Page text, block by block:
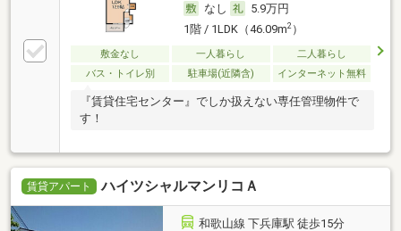
なし
5.9万円
1階 / 1LDK（46.09m2）
敷金なし 一人暮らし
二人暮らし
バス・トイレ別
駐車場(近隣含) インターネット無料
『賃貸住宅センター』でしか扱えない専任管理物件で
す！
賃貸アパート ハイツシャルマンリコＡ
和歌山線 下兵庫駅 徒歩15分